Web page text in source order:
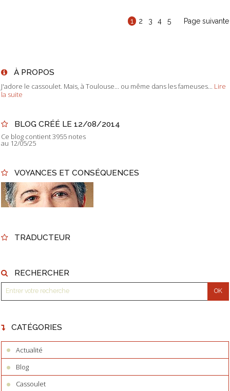
1 2 3 4 5 Page suivante
À PROPOS
J'adore le cassoulet. Mais, à Toulouse... ou même dans les fameuses...
Lire
la suite
BLOG CRÉÉ LE 12/08/2014
Ce blog contient 3955 notes
au 12/05/25
VOYANCES ET CONSÉQUENCES
TRADUCTEUR
RECHERCHER
CATÉGORIES
Actualité
Blog
Cassoulet